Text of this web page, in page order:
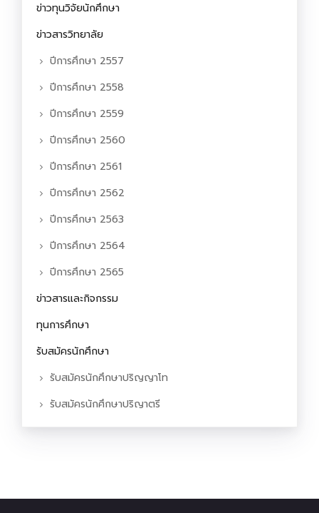
ข่าวทุนวิจัยนักศึกษา
ข่าวสารวิทยาลัย
ปีการศึกษา 2557
ปีการศึกษา 2558
ปีการศึกษา 2559
ปีการศึกษา 2560
ปีการศึกษา 2561
ปีการศึกษา 2562
ปีการศึกษา 2563
ปีการศึกษา 2564
ปีการศึกษา 2565
ข่าวสารและกิจกรรม
ทุนการศึกษา
รับสมัครนักศึกษา
รับสมัครนักศึกษาปริญญาโท
รับสมัครนักศึกษาปริญาตรี